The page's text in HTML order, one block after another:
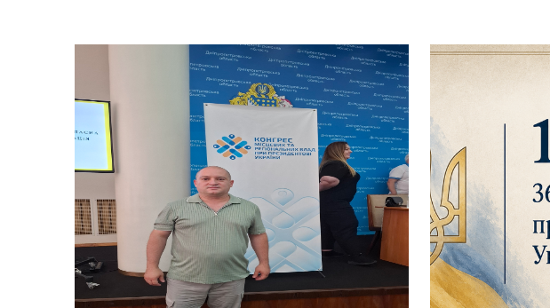
ОЧИЩЕННЯ ВЛАДИ
РОБОЧА ГРУПА З
ГРОМАДСЬКОЇ БЕЗПЕКИ ТА
ВІДНОВЛЕННЯ